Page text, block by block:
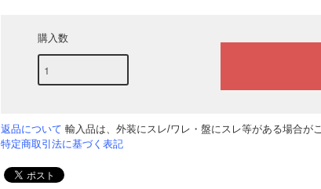
購入数
返品について 輸入品は、外装にスレ/ワレ・盤にスレ等がある場合が
特定商取引法に基づく表記